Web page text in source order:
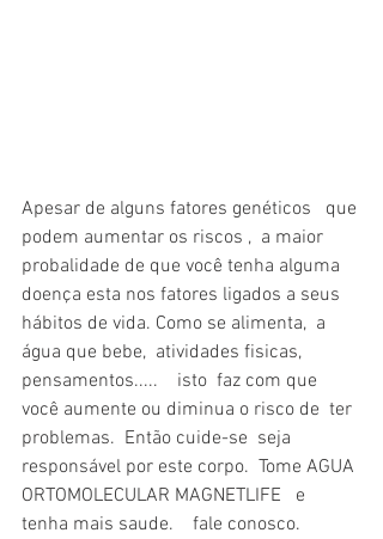
Apesar de alguns fatores genéticos   que
podem aumentar os riscos ,  a maior
probalidade de que você tenha alguma
doença esta nos fatores ligados a seus
hábitos de vida. Como se alimenta,  a
água que bebe,  atividades fisicas,
pensamentos.....    isto  faz com que
você aumente ou diminua o risco de  ter
problemas.  Então cuide-se  seja
responsável por este corpo.  Tome AGUA
ORTOMOLECULAR MAGNETLIFE   e
tenha mais saude.    fale conosco.